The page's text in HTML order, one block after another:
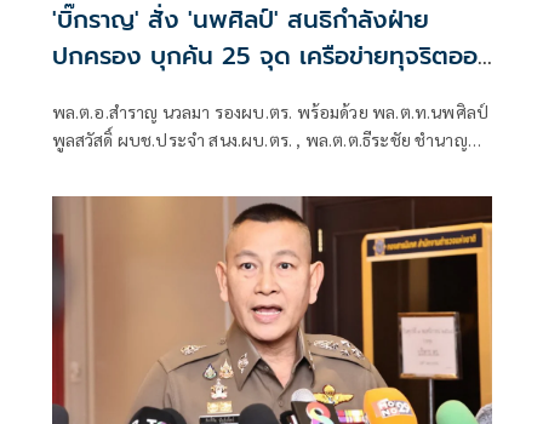
'บิ๊กราญ' สั่ง 'นพศิลป์' สนธิกำลังฝ่าย
ปกครอง บุกค้น 25 จุด เครือข่ายทุจริตออ
พล.ต.อ.สำราญ นวลมา รองผบ.ตร. พร้อมด้วย พล.ต.ท.นพศิลป์
พูลสวัสดิ์ ผบช.ประจำ สนง.ผบ.ตร. , พล.ต.ต.ธีระชัย ชำนาญ